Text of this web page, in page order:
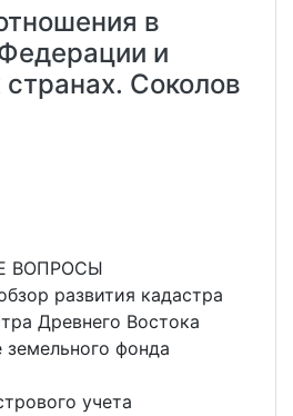
в
и
Соколов
ВОПРОСЫ
развития кадастра
Древнего Востока
фонда
учета